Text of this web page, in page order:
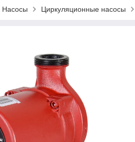
Насосы Циркуляционные насосы